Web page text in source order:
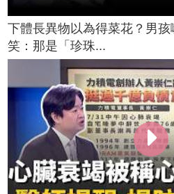
下體長異物以為得菜花？男
笑：那是「珍珠...